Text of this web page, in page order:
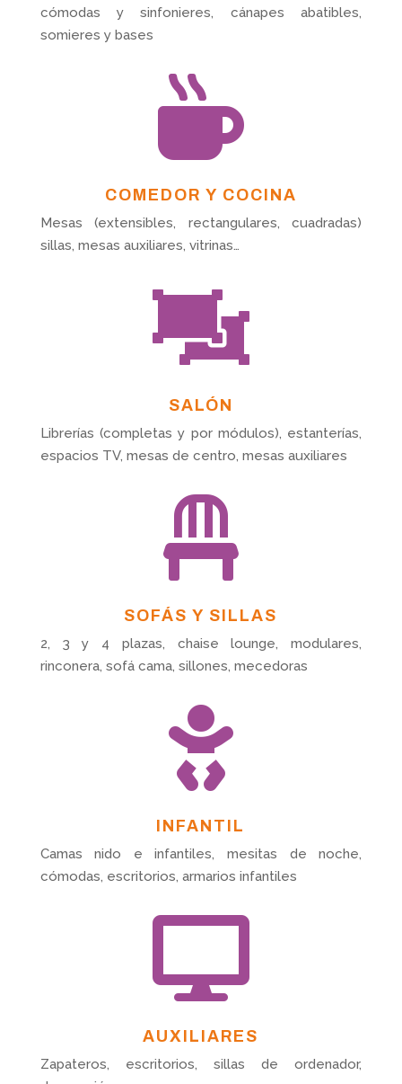
cómodas y sinfonieres, cánapes abatibles,
somieres y bases

COMEDOR Y COCINA
Mesas (extensibles, rectangulares, cuadradas)
sillas, mesas auxiliares, vitrinas…

SALÓN
Librerías (completas y por módulos), estanterías,
espacios TV, mesas de centro, mesas auxiliares

SOFÁS Y SILLAS
2, 3 y 4 plazas, chaise lounge, modulares,
rinconera, sofá cama, sillones, mecedoras

INFANTIL
Camas nido e infantiles, mesitas de noche,
cómodas, escritorios, armarios infantiles

AUXILIARES
Zapateros, escritorios, sillas de ordenador,